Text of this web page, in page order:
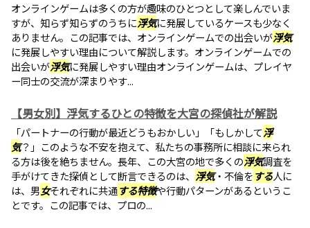
オンラインゲームは多くの方が趣味のひとつとして楽しんでいま
すが、知らず知らずのうちに浮気に発展しているケースも少なく
ありません。この記事では、オンラインゲームでの出会いが浮気
に発展しやすい理由について解説します。オンラインゲームでの
出会いが浮気に発展しやすい理由オンラインゲームは、プレイヤ
ー同士の交流が深まりやす...
【男女別】浮気するひとの特徴を大宮の探偵社が解説
「パートナーの行動が最近どうもおかしい」「もしかして浮
気？」このような不安を抱えて、私たちの事務所に相談に来られ
る方は後を絶ちません。長年、この大宮の地で多くの浮気調査を
手がけてきた探偵として断言できるのは、 浮気・不倫をする人に
は、男女それぞれに共通する特徴や行動パターンがあるというこ
とです。この記事では、プロの...